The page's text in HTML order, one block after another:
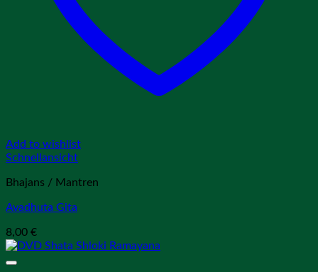
Add to wishlist
Schnellansicht
Bhajans / Mantren
Avadhuta Gita
8,00 €